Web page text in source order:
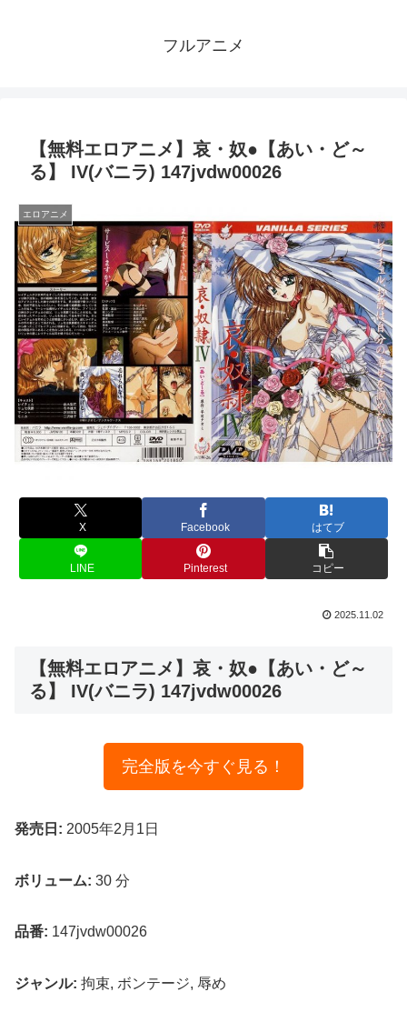
フルアニメ
【無料エロアニメ】哀・奴●【あい・ど～
る】 IV(バニラ) 147jvdw00026
エロアニメ
X Facebook はてブ
LINE Pinterest コピー
2025.11.02
【無料エロアニメ】哀・奴●【あい・ど～
る】 IV(バニラ) 147jvdw00026
完全版を今すぐ見る！
発売日: 2005年2月1日
ボリューム: 30 分
品番: 147jvdw00026
ジャンル: 拘束, ボンテージ, 辱め